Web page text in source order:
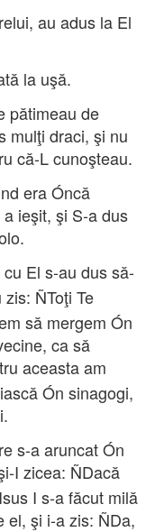
au adus la El
la uşă.
pătimeau de
mulţi draci, şi nu
că-L cunoşteau.
era Óncă
ieşit, şi S-a dus
El s-au dus să-
zis: ÑToţi Te
să mergem Ón
ca să
aceasta am
Ón sinagogi,
s-a aruncat Ón
I zicea: ÑDacă
I s-a făcut milă
el, şi i-a zis: ÑDa,